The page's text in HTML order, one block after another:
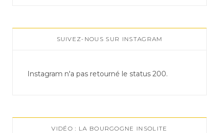
SUIVEZ-NOUS SUR INSTAGRAM
Instagram n'a pas retourné le status 200.
VIDÉO : LA BOURGOGNE INSOLITE